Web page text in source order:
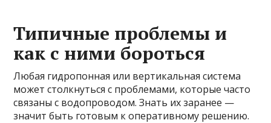
Типичные проблемы и
как с ними бороться
Любая гидропонная или вертикальная система
может столкнуться с проблемами, которые часто
связаны с водопроводом. Знать их заранее —
значит быть готовым к оперативному решению.